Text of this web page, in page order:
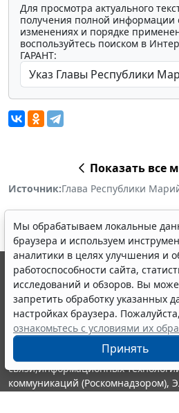
Для просмотра актуального
получения полной информации
изменениях и порядке
воспользуйтесь поиском в
ГАРАНТ:
Показать все
Источник:Глава Республики
Мы обрабатываем локальные
браузера и используем
аналитики в целях улучшения и
работоспособности сайта,
исследований и обзоров. Вы
запретить обработку указанных
настройках браузера. Пожалуйста,
ознакомьтесь с условиями их
Принять
© ООО "НПП "ГАРАНТ-СЕРВИС",
выпускается с 1990 года.
являются участниками
информации ГАРАНТ.
Портал ГАРАНТ.РУ
издания Федеральной службой по
связи,информационных
коммуникаций (Роскомнадзором),